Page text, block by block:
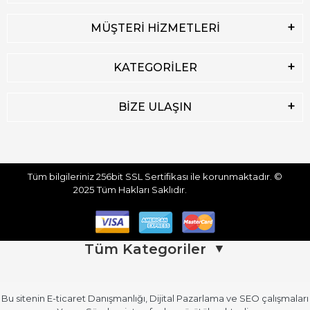
MÜŞTERİ HİZMETLERİ
KATEGORİLER
BİZE ULAŞIN
Tüm bilgileriniz 256bit SSL Sertifikası ile korunmaktadır. ©
2025Tüm Hakları Saklıdır.
Tüm Kategoriler ▼
Üst Giyim Üst Giyim (Devamı)
Bu sitenin E-ticaret Danışmanlığı Dijital Pazarlama ve SEO çalışmaları